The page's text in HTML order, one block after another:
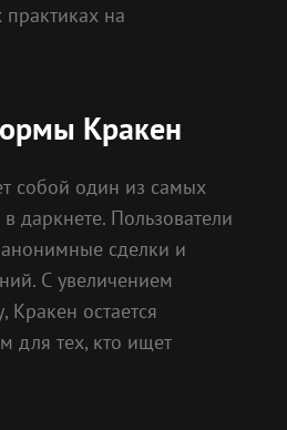
на
Кракен
собой один из самых
даркнете. Пользователи
сделки и
С увеличением
Кракен остается
для тех, кто ищет